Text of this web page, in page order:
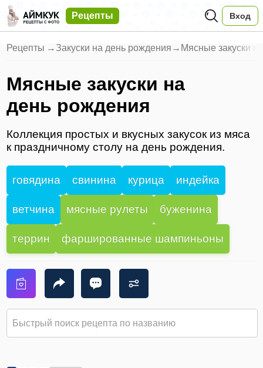
Рецепты Вход
Рецепты → Закуски на день рождения → Мясные закуски
Мясные закуски на
день рождения
Коллекция простых и вкусных закусок из мяса
к праздничному столу на день рождения.
говядина свинина курица индейка
ветчина мясные рулеты буженина
террин фаршированные шампиньоны